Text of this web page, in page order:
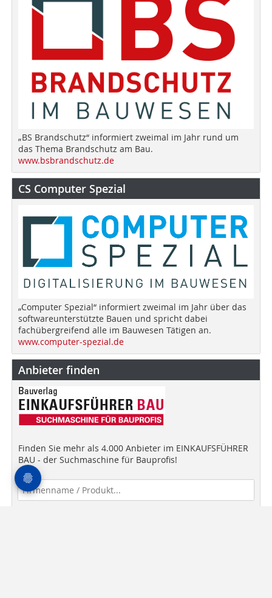
„BS Brandschutz“ informiert zweimal im Jahr rund um
das Thema Brandschutz am Bau.
www.bsbrandschutz.de
CS Computer Spezial
„Computer Spezial“ informiert zweimal im Jahr über das
softwareunterstützte Bauen und spricht dabei
fachübergreifend alle im Bauwesen Tätigen an.
www.computer-spezial.de
Anbieter finden
Finden Sie mehr als 4.000 Anbieter im EINKAUFSFÜHRER
BAU - der Suchmaschine für Bauprofis!